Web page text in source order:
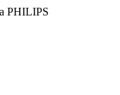
PHILIPS